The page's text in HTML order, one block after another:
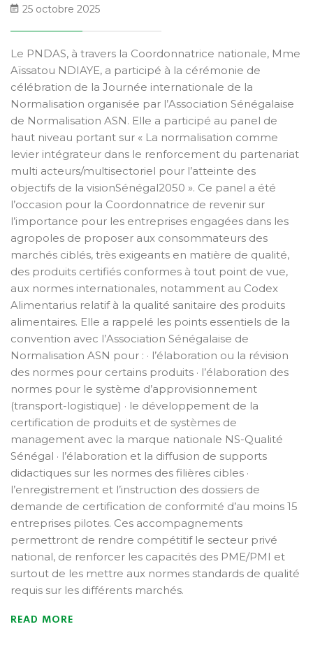
25 octobre 2025
Le PNDAS, à travers la Coordonnatrice nationale, Mme
Aïssatou NDIAYE, a participé à la cérémonie de
célébration de la Journée internationale de la
Normalisation organisée par l’Association Sénégalaise
de Normalisation ASN. Elle a participé au panel de
haut niveau portant sur « La normalisation comme
levier intégrateur dans le renforcement du partenariat
multi acteurs/multisectoriel pour l’atteinte des
objectifs de la visionSénégal2050 ». Ce panel a été
l’occasion pour la Coordonnatrice de revenir sur
l’importance pour les entreprises engagées dans les
agropoles de proposer aux consommateurs des
marchés ciblés, très exigeants en matière de qualité,
des produits certifiés conformes à tout point de vue,
aux normes internationales, notamment au Codex
Alimentarius relatif à la qualité sanitaire des produits
alimentaires. Elle a rappelé les points essentiels de la
convention avec l’Association Sénégalaise de
Normalisation ASN pour : · l’élaboration ou la révision
des normes pour certains produits · l’élaboration des
normes pour le système d’approvisionnement
(transport-logistique) · le développement de la
certification de produits et de systèmes de
management avec la marque nationale NS-Qualité
Sénégal · l’élaboration et la diffusion de supports
didactiques sur les normes des filières cibles ·
l’enregistrement et l’instruction des dossiers de
demande de certification de conformité d’au moins 15
entreprises pilotes. Ces accompagnements
permettront de rendre compétitif le secteur privé
national, de renforcer les capacités des PME/PMI et
surtout de les mettre aux normes standards de qualité
requis sur les différents marchés.
READ MORE